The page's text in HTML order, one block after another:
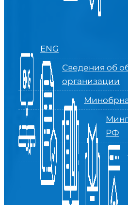
ENG
Сведения об
организации
РФ